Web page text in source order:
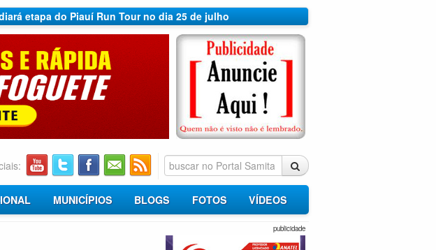
etapa do Piauí Run Tour no dia 25 de julho
MUNICÍPIOS BLOGS FOTOS VÍDEOS
publicidade